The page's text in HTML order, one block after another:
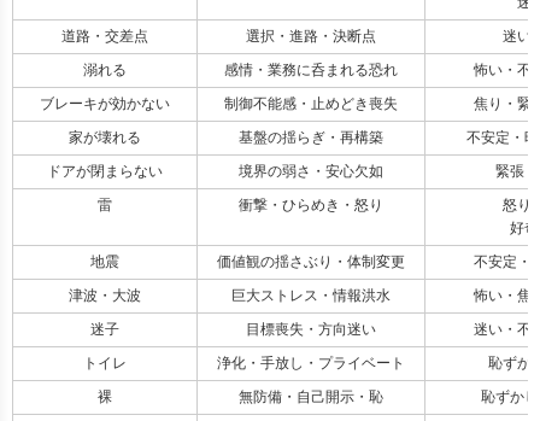
道路・交差点
選択・進路・決断点
迷い
溺れる
感情・業務に呑まれる恐れ
怖い・不
ブレーキが効かない
制御不能感・止めどき喪失
焦り・緊
家が壊れる
基盤の揺らぎ・再構築
不安定・
ドアが閉まらない
境界の弱さ・安心欠如
緊張
雷
衝撃・ひらめき・怒り
怒り
好
地震
価値観の揺さぶり・体制変更
不安定・
津波・大波
巨大ストレス・情報洪水
怖い・焦
迷子
目標喪失・方向迷い
迷い・不
トイレ
浄化・手放し・プライベート
恥ずか
裸
無防備・自己開示・恥
恥ずか